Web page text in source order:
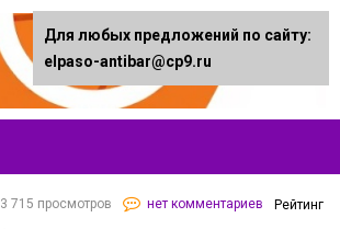
3 715 просмотров нет комментариев Рейтинг
Для любых предложений по сайту:
elpaso-antibar@cp9.ru